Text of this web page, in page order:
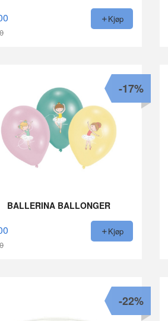
Kjøp
BALLERINA BALLONGER
-17%
Kjøp
-22%